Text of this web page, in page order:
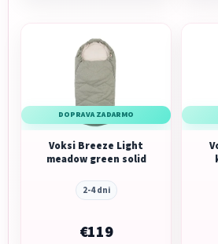
DOPRAVA ZADARMO
Voksi Breeze Light
meadow green solid
2-4 dni
€119